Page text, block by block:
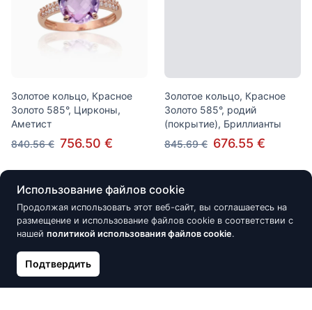
Золотое кольцо, Красное
Золото 585°, Цирконы,
Аметист
840.56 € 756.50 €
Золотое кольцо, Красное
Золото 585°, родий
(покрытие), Бриллианты
845.69 € 676.55 €
Скидка -20% Скидка -10%
Использование файлов cookie
Продолжая использовать этот веб-сайт, вы соглашаетесь на
размещение и использование файлов cookie в соответствии с
нашей политикой использования файлов cookie.
Подтвердить